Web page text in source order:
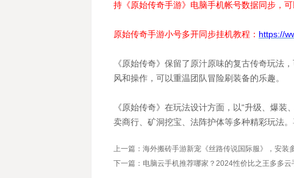
持《原始传奇手游》电脑手机帐号数据同步，
原始传奇手游小号多开同步挂机教程： https://
《原始传奇》保留了原汁原味的复古传奇玩法
风和操作，可以重温团队冒险刷装备的乐趣。
《原始传奇》在玩法设计方面，以“升级、爆
卖商行、矿洞挖宝、法阵护体等多种精彩玩法
上一篇：海外搬砖手游新宠《丝路传说国际服》，安装
下一篇：电脑云手机推荐哪家？2024性价比之王多多云